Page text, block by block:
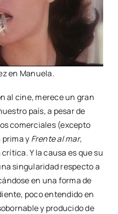
en Manuela.
al cine, merece un gran
país, a pesar de
comerciales (excepto
prima y Frente al mar,
Y la causa es que su
singularidad respecto a
en una forma de
poco entendido en
y producido de